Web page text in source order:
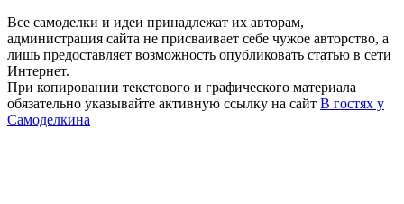
Все самоделки и идеи принадлежат их авторам,
администрация сайта не присваивает себе чужое авторство, а
лишь предоставляет возможность опубликовать статью в сети
Интернет.
При копировании текстового и графического материала
обязательно указывайте активную ссылку на сайт В гостях у
Самоделкина